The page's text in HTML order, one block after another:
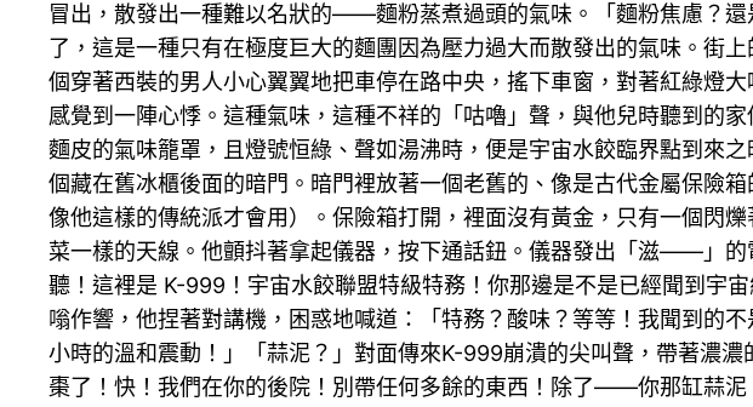
冒出，散發出一種難以名狀的——麵粉蒸煮過頭的氣味。「麵粉焦慮？
了，這是一種只有在極度巨大的麵團因為壓力過大而散發出的氣味。街
個穿著西裝的男人小心翼翼地把車停在路中央，搖下車窗，對著紅綠燈
感覺到一陣心悸。這種氣味，這種不祥的「咕嚕」聲，與他兒時聽到的
麵皮的氣味籠罩，且燈號恒綠、聲如湯沸時，便是宇宙水餃臨界點到來
個藏在舊冰櫃後面的暗門。暗門裡放著一個老舊的、像是古代金屬保險
像他這樣的傳統派才會用）。保險箱打開，裡面沒有黃金，只有一個閃
菜一樣的天線。他顫抖著拿起儀器，按下通話鈕。儀器發出「滋——」
聽！這裡是 K-999！宇宙水餃聯盟特級特務！你那邊是不是已經聞到宇
嗡作響，他捏著對講機，困惑地喊道：「特務？酸味？等等！我聞到的
小時的溫和震動！」「蒜泥？」對面傳來K-999崩潰的尖叫聲，帶著濃
棗了！快！我們在你的後院！別帶任何多餘的東西！除了——你那缸蒜